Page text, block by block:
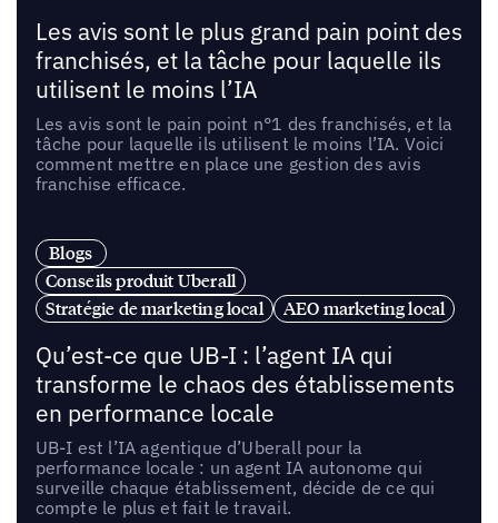
Les avis sont le plus grand pain point des
franchisés, et la tâche pour laquelle ils
utilisent le moins l’IA
Les avis sont le pain point n°1 des franchisés, et la
tâche pour laquelle ils utilisent le moins l’IA. Voici
comment mettre en place une gestion des avis
franchise efficace.
Blogs
Conseils produit Uberall
Stratégie de marketing local
AEO marketing local
Qu’est-ce que UB-I : l’agent IA qui
transforme le chaos des établissements
en performance locale
UB-I est l’IA agentique d’Uberall pour la
performance locale : un agent IA autonome qui
surveille chaque établissement, décide de ce qui
compte le plus et fait le travail.